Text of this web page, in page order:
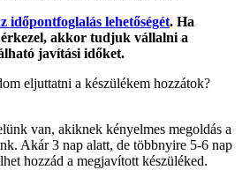
időpontfoglalás lehetőségét. Ha
akkor tudjuk vállalni a
javítási időket.
eljuttatni a készülékem hozzátok?
van, akiknek kényelmes megoldás a
Akár 3 nap alatt, de többnyire 5-6 nap
hozzád a megjavított készüléked.